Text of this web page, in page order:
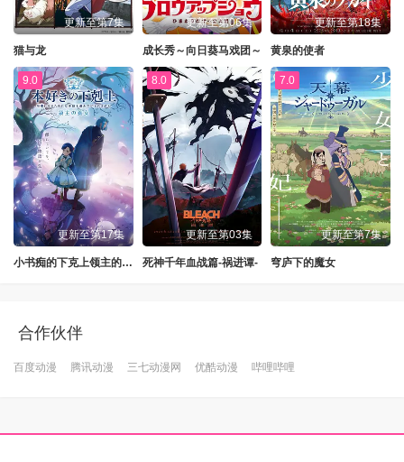
更新至第7集
猫与龙
更新至第06集
成长秀～向日葵马戏团～
更新至第18集
黄泉的使者
9.0
更新至第17集
小书痴的下克上领主的养女
8.0
更新至第03集
死神千年血战篇-祸进谭-
7.0
更新至第7集
穹庐下的魔女
合作伙伴
百度动漫 腾讯动漫 三七动漫网 优酷动漫 哔哩哔哩